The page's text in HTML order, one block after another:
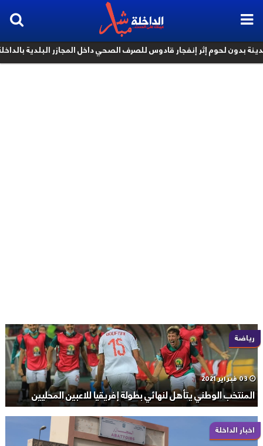
لحوم إثر إنفجار قادوس للصرف الصحي داخل المجازر البلدية بالداخلة
رياضة
03 فبراير 2021
المنتخب الوطني يتأهل لنهائي بطولة إفريقيا للاعبين المحليين
اخبار الداخلة